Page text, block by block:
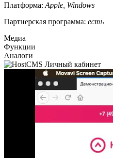
Платформа: Apple, Windows
Партнерская программа: есть
Медиа
Функции
Аналоги